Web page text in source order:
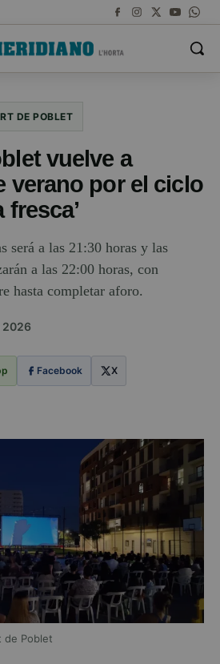
DE POBLET
vuelve a
verano por el ciclo
fresca’
será a las 21:30 horas y las
a las 22:00 horas, con
hasta completar aforo.
2026
Facebook X
de Poblet